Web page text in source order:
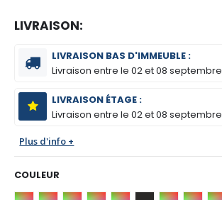
LIVRAISON:
LIVRAISON BAS D'IMMEUBLE :
Livraison entre le02 et 08 septembre
LIVRAISON ÉTAGE :
Livraison entre le02 et 08 septembre
Plus d'info +
COULEUR